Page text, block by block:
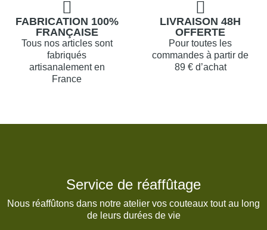
FABRICATION 100%
FRANÇAISE
Tous nos articles sont
fabriqués
artisanalement en
France
LIVRAISON 48H
OFFERTE
Pour toutes les
commandes à partir de
89 € d’achat
Service de réaffûtage
Nous réaffûtons dans notre atelier vos couteaux tout au long
de leurs durées de vie